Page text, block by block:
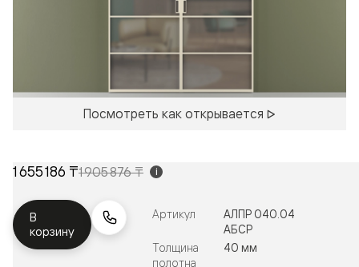
Посмотреть как открывается
1 655 186 ₸1 905 876 ₸ i
В
корзину
Артикул
АЛПР 040.04
АБСР
Толщина
полотна
40 мм